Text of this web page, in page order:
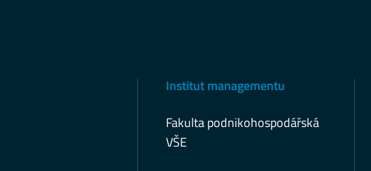
Institut managementu
Fakulta podnikohospodářská
VŠE